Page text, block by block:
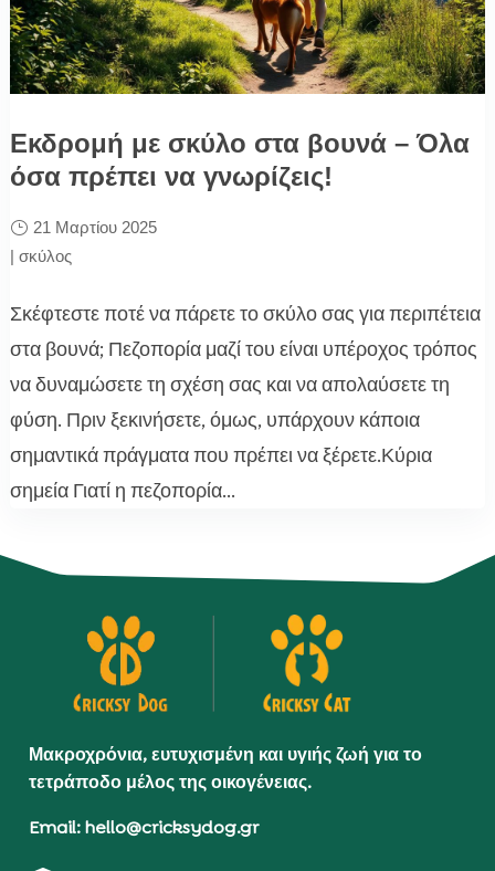
Εκδρομή με σκύλο στα βουνά – Όλα
όσα πρέπει να γνωρίζεις!
21 Μαρτίου 2025
| σκύλος
Σκέφτεστε ποτέ να πάρετε το σκύλο σας για περιπέτεια
στα βουνά; Πεζοπορία μαζί του είναι υπέροχος τρόπος
να δυναμώσετε τη σχέση σας και να απολαύσετε τη
φύση. Πριν ξεκινήσετε, όμως, υπάρχουν κάποια
σημαντικά πράγματα που πρέπει να ξέρετε.Κύρια
σημεία Γιατί η πεζοπορία...
Μακροχρόνια, ευτυχισμένη και υγιής ζωή για το
τετράποδο μέλος της οικογένειας.
Email: hello@cricksydog.gr